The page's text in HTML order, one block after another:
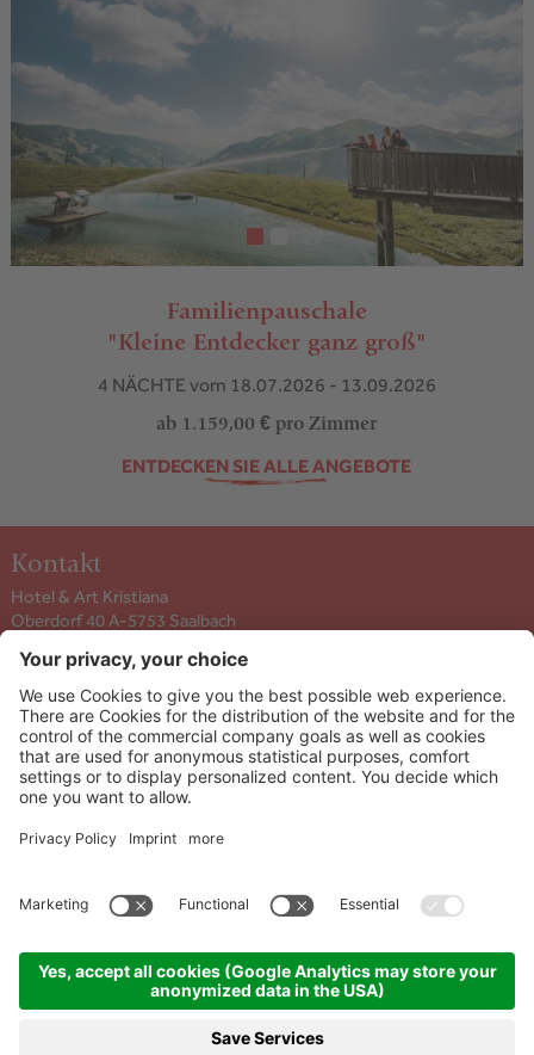
Familienpauschale
"Kleine Entdecker ganz groß"
4 NÄCHTE vom 18.07.2026 - 13.09.2026
ab 1.159,00 € pro Zimmer
ENTDECKEN SIE ALLE ANGEBOTE
Kontakt
Hotel & Art Kristiana
Oberdorf 40 A-5753 Saalbach
info@kristiana.at
ANREISE ANZEIGEN
Info & Service
Newsletter
2026Hotel & Art Kristiana
Sitemap|Cookie-
Datenschutzerklärung